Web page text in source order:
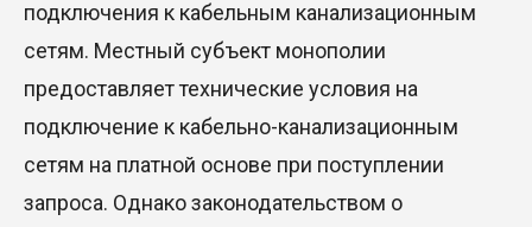
подключения к кабельным канализационным
сетям. Местный субъект монополии
предоставляет технические условия на
подключение к кабельно-канализационным
сетям на платной основе при поступлении
запроса. Однако законодательством о